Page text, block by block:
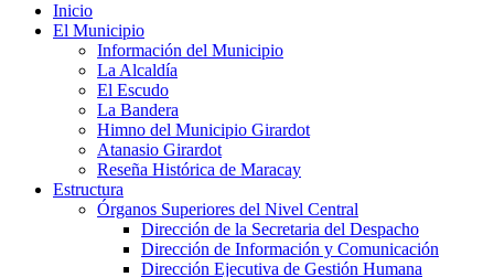
Inicio
El Municipio
Información del Municipio
La Alcaldía
El Escudo
La Bandera
Himno del Municipio Girardot
Atanasio Girardot
Reseña Histórica de Maracay
Estructura
Órganos Superiores del Nivel Central
Dirección de la Secretaria del Despacho
Dirección de Información y Comunicación
Dirección Ejecutiva de Gestión Humana